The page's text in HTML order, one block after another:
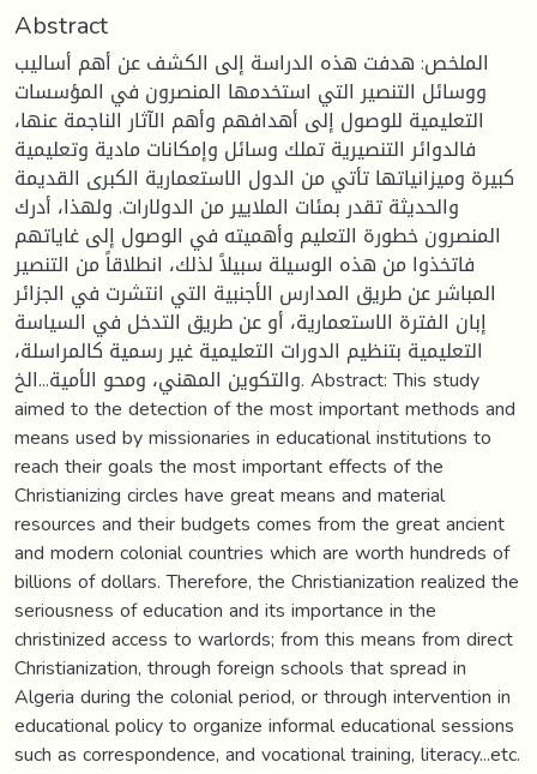
Abstract
الملخص: هدفت هذه الدراسة إلى الكشف عن أهم أساليب
ووسائل التنصير التي استخدمها المنصرون في المؤسسات
التعليمية للوصول إلى أهدافهم وأهم الآثار الناجمة عنها،
فالدوائر التنصيرية تملك وسائل وإمكانات مادية وتعليمية
كبيرة وميزانياتها تأتي من الدول الاستعمارية الكبرى القديمة
والحديثة تقدر بمئات الملايير من الدولارات. ولهذا، أدرك
المنصرون خطورة التعليم وأهميته في الوصول إلى غاياتهم
فاتخذوا من هذه الوسيلة سبيلاً لذلك، انطلاقاً من التنصير
المباشر عن طريق المدارس الأجنبية التي انتشرت في الجزائر
إبان الفترة الاستعمارية، أو عن طريق التدخل في السياسة
التعليمية بتنظيم الدورات التعليمية غير رسمية كالمراسلة،
والتكوين المهني، ومحو الأمية...الخ. Abstract: This study
aimed to the detection of the most important methods and
means used by missionaries in educational institutions to
reach their goals the most important effects of the
Christianizing circles have great means and material
resources and their budgets comes from the great ancient
and modern colonial countries which are worth hundreds of
billions of dollars. Therefore, the Christianization realized the
seriousness of education and its importance in the
christinized access to warlords; from this means from direct
Christianization, through foreign schools that spread in
Algeria during the colonial period, or through intervention in
educational policy to organize informal educational sessions
such as correspondence, and vocational training, literacy...etc.